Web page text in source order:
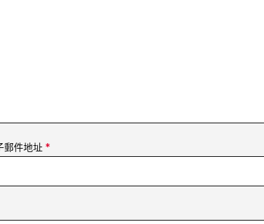
郵件地址 *